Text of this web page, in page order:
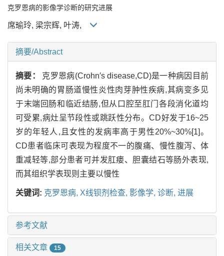
克罗恩病的影像学诊断的研究进展
席瑜玲, 梁宗辉, 叶涛,
摘要/Abstract
摘要： 克罗恩病(Crohn′s disease,CD)是一种病因目前
尚未明确的胃肠道慢性炎性肉芽肿性疾病,其病变多见
于末端回肠和临近结肠,但从口腔至肛门各段消化道均
可受累,病灶呈节段性或跳跃性分布。CD好发于16~25
岁的年轻人,且女性的发病率高于男性20%~30%[1]。
CD患者临床可表现为程度不一的腹痛、慢性腹泻、体
重减轻等,部分患者可并发肛瘘、胆囊结石等肠外表现,
而其组织学表现则主要以慢性
关键词: 克罗恩病, X线钡剂检查, 影像学, 诊断, 进展
参考文献
相关文章 15